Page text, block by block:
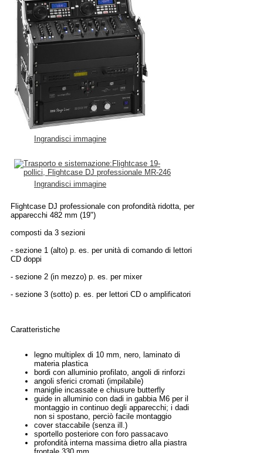
Ingrandisci immagine
Ingrandisci immagine
Flightcase DJ professionale con profondità ridotta, per
apparecchi 482 mm (19")
composti da 3 sezioni
- sezione 1 (alto) p. es. per unità di comando di lettori
CD doppi
- sezione 2 (in mezzo) p. es. per mixer
- sezione 3 (sotto) p. es. per lettori CD o amplificatori
Caratteristiche
legno multiplex di 10 mm, nero, laminato di
materia plastica
bordi con alluminio profilato, angoli di rinforzi
angoli sferici cromati (impilabile)
maniglie incassate e chiusure butterfly
guide in alluminio con dadi in gabbia M6 per il
montaggio in continuo degli apparecchi; i dadi
non si spostano, perciò facile montaggio
cover staccabile (senza ill.)
sportello posteriore con foro passacavo
profondità interna massima dietro alla piastra